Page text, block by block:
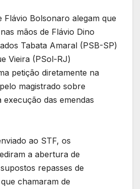
Flávio Bolsonaro alegam que
mãos de Flávio Dino
Tabata Amaral (PSB-SP)
Vieira (PSol-RJ)
petição diretamente na
magistrado sobre
das emendas
ao STF, os
a abertura de
repasses de
chamaram de